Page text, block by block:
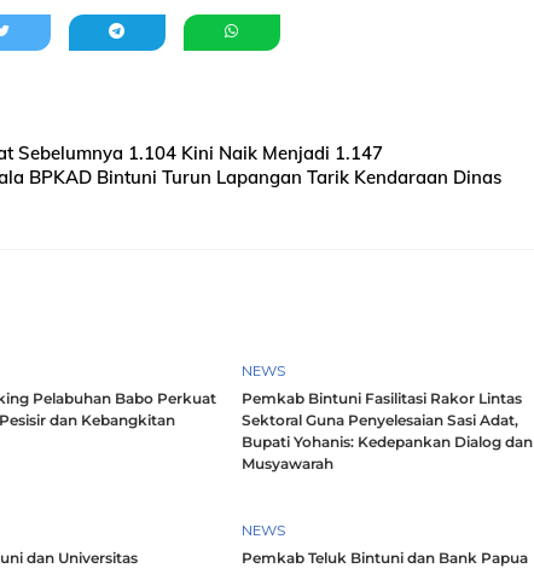
Sebelumnya 1.104 Kini Naik Menjadi 1.147
BPKAD Bintuni Turun Lapangan Tarik Kendaraan Dinas
Pelabuhan Babo Perkuat
dan Kebangkitan
NEWS
Pemkab Bintuni Fasilitasi Rakor Lintas
Sektoral Guna Penyelesaian Sasi Adat,
Bupati Yohanis: Kedepankan Dialog dan
Musyawarah
dan Universitas
NEWS
Pemkab Teluk Bintuni dan Bank Papua